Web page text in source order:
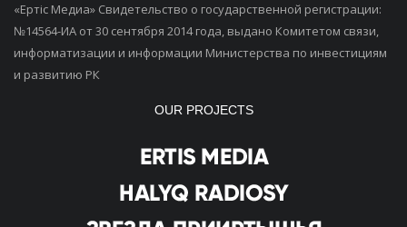
«Ертiс Медиа» Свидетельство о государственной регистрации:
№14564-ИА от 30 сентября 2014 года, выдано Комитетом связи,
информатизации и информации Министерства по инвестициям
и развитию РК
OUR PROJECTS